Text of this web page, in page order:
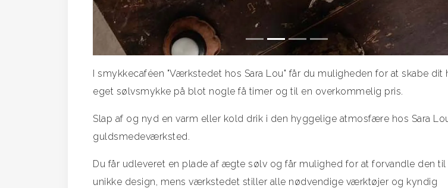
I smykkecaféen "Værkstedet hos Sara Lou" får du muligheden for at skabe dit
eget sølvsmykke på blot nogle få timer og til en overkommelig pris.
Slap af og nyd en varm eller kold drik i den hyggelige atmosfære hos Sara
guldsmedeværksted.
Du får udleveret en plade af ægte sølv og får mulighed for at forvandle den
unikke design, mens værkstedet stiller alle nødvendige værktøjer og kyndig